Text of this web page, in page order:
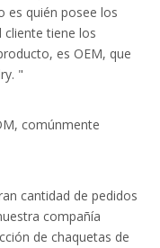
es quién posee los
cliente tiene los
es OEM, que
"
comúnmente
cantidad de pedidos
compañía
de chaquetas de